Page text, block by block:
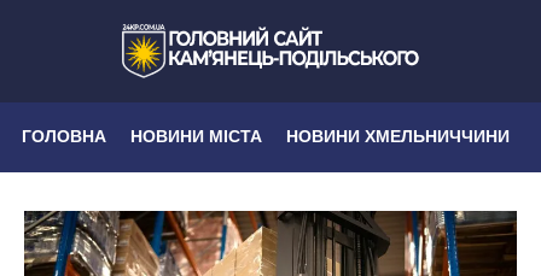
ГОЛОВНА НОВИНИ МІСТА НОВИНИ ХМЕЛЬНИЧЧИНИ